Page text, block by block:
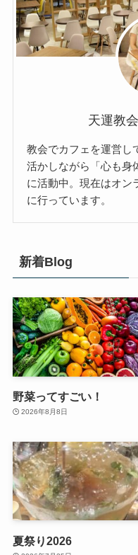
天運教
教会でカフェを運営し
活かしながら「心も身
に活動中。現在はオン
に行っています。
新着Blog
野菜ってすごい！
2026年8月8日
夏祭り2026